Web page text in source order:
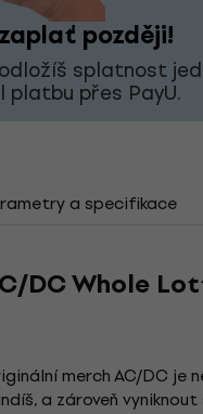
později!
splatnost
platbu přes PayU.
a specifikace
DC Whole
merch AC/DC je
a zároveň